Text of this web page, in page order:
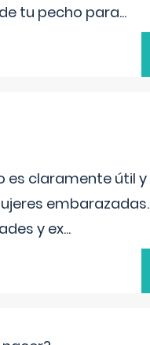
tu pecho para...
es claramente útil y
embarazadas.
y ex...